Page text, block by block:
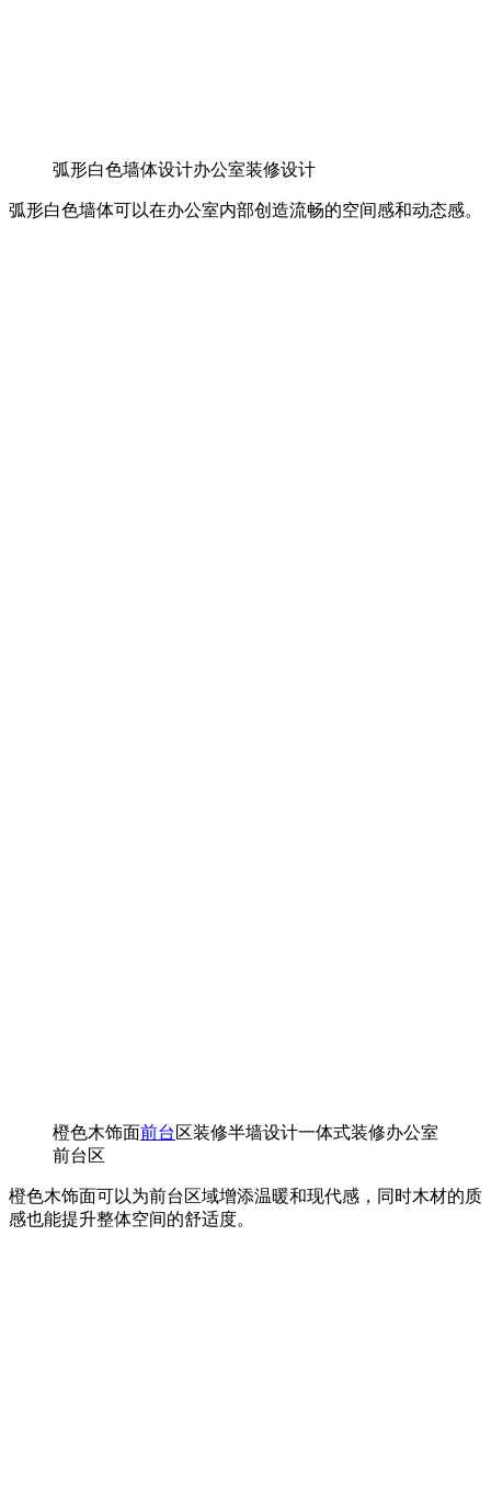
弧形白色墙体设计办公室装修设计
弧形白色墙体可以在办公室内部创造流畅的空间感和动态感。
橙色木饰面前台 区装修半墙设计一体式装修办公室
前台区
橙色木饰面可以为前台区域增添温暖和现代感，同时木材的质
感也能提升整体空间的舒适度。